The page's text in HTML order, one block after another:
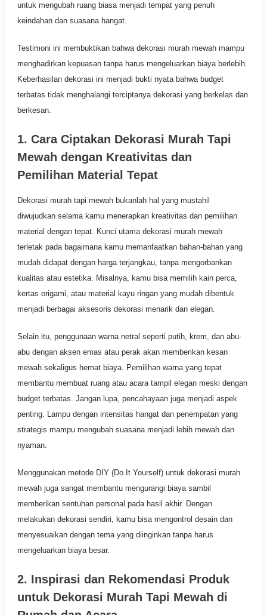
untuk mengubah ruang biasa menjadi tempat yang penuh
keindahan dan suasana hangat.
Testimoni ini membuktikan bahwa dekorasi murah mewah mampu
menghadirkan kepuasan tanpa harus mengeluarkan biaya berlebih.
Keberhasilan dekorasi ini menjadi bukti nyata bahwa budget
terbatas tidak menghalangi terciptanya dekorasi yang berkelas dan
berkesan.
1. Cara Ciptakan Dekorasi Murah Tapi
Mewah dengan Kreativitas dan
Pemilihan Material Tepat
Dekorasi murah tapi mewah bukanlah hal yang mustahil
diwujudkan selama kamu menerapkan kreativitas dan pemilihan
material dengan tepat. Kunci utama dekorasi murah mewah
terletak pada bagaimana kamu memanfaatkan bahan-bahan yang
mudah didapat dengan harga terjangkau, tanpa mengorbankan
kualitas atau estetika. Misalnya, kamu bisa memilih kain perca,
kertas origami, atau material kayu ringan yang mudah dibentuk
menjadi berbagai aksesoris dekorasi menarik dan elegan.
Selain itu, penggunaan warna netral seperti putih, krem, dan abu-
abu dengan aksen emas atau perak akan memberikan kesan
mewah sekaligus hemat biaya. Pemilihan warna yang tepat
membantu membuat ruang atau acara tampil elegan meski dengan
budget terbatas. Jangan lupa, pencahayaan juga menjadi aspek
penting. Lampu dengan intensitas hangat dan penempatan yang
strategis mampu mengubah suasana menjadi lebih mewah dan
nyaman.
Menggunakan metode DIY (Do It Yourself) untuk dekorasi murah
mewah juga sangat membantu mengurangi biaya sambil
memberikan sentuhan personal pada hasil akhir. Dengan
melakukan dekorasi sendiri, kamu bisa mengontrol desain dan
menyesuaikan dengan tema yang diinginkan tanpa harus
mengeluarkan biaya besar.
2. Inspirasi dan Rekomendasi Produk
untuk Dekorasi Murah Tapi Mewah di